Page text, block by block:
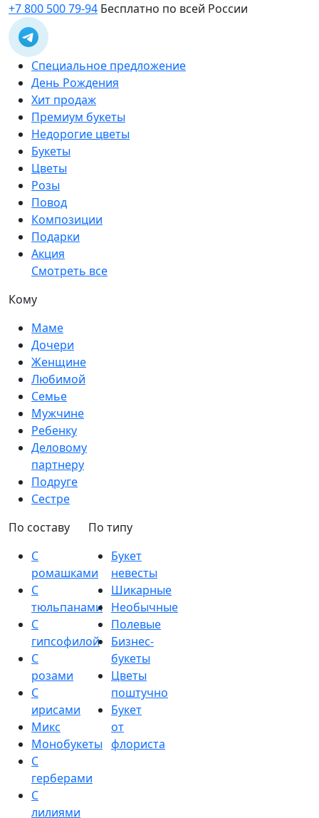
+7 800 500 79-94 Бесплатно по всей России
Специальное предложение
День Рождения
Хит продаж
Премиум букеты
Недорогие цветы
Букеты
Цветы
Розы
Повод
Композиции
Подарки
Акция
Смотреть все
Кому
Маме
Дочери
Женщине
Любимой
Семье
Мужчине
Ребенку
Деловому
партнеру
Подруге
Сестре
По составу
С
ромашками
С
тюльпанами
С
гипсофилой
С
розами
С
ирисами
Микс
Монобукеты
С
герберами
С
лилиями
По типу
Букет
невесты
Шикарные
Необычные
Полевые
Бизнес-
букеты
Цветы
поштучно
Букет
от
флориста